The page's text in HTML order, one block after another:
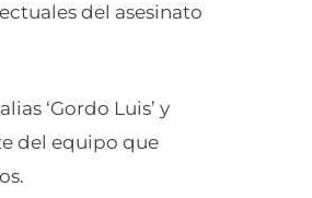
del asesinato
‘Gordo Luis’ y
del equipo que